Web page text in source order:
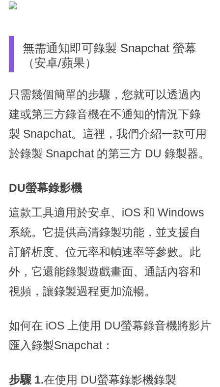
無需通知即可錄製 Snapchat 螢幕
（安卓/蘋果）
只需幾個簡單的步驟，您就可以透過內
建或第三方錄音機在不通知的情況下錄
製 Snapchat。這裡，我們介紹一款可用
於錄製 Snapchat 的第三方 DU 錄製器。
DU螢幕錄影機
這款工具適用於安卓、iOS 和 Windows
系統。它提供高清錄製功能，並支援自
訂解析度、位元率和幀速率等參數。此
外，它還能錄製遊戲畫面、通話內容和
視頻，讓錄製過程更加流暢。
如何在 iOS 上使用 DU螢幕錄音機將影片
匯入錄製Snapchat：
步驟 1.在使用 DU螢幕錄影機錄製